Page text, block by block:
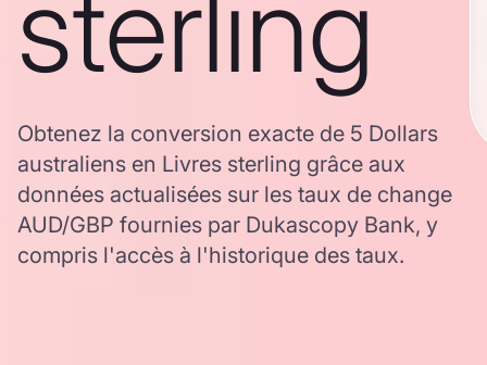
sterling
Obtenez la conversion exacte de 5 Dollars
australiens en Livres sterling grâce aux
données actualisées sur les taux de change
AUD/GBP fournies par Dukascopy Bank, y
compris l'accès à l'historique des taux.